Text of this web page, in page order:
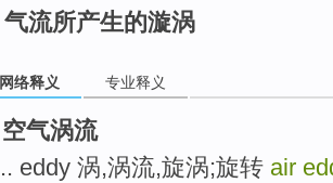
流所产生的漩涡
网络释义 专业释义
空气涡流
eddy 涡,涡流,旋涡;旋转 air